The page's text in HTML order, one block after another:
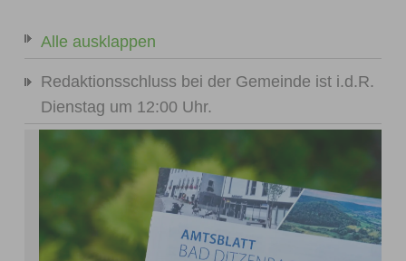
Alle ausklappen
Redaktionsschluss bei der Gemeinde ist i.d.R.
Dienstag um 12:00 Uhr.